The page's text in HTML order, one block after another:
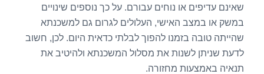
שאינם עדיפים או נוחים עבורם. על כך נוספים שינויים
במשק או במצב האישי, העלולים לגרום גם למשכנתא
שהייתה טובה בזמנו להפוך לבלתי כדאית היום. לכן, חשוב
לדעת שניתן לשנות את מסלול המשכנתא ולהיטיב את
תנאיה באמצעות מחזורה.